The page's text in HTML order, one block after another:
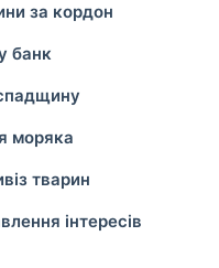
за кордон
банк
моряка
тварин
інтересів